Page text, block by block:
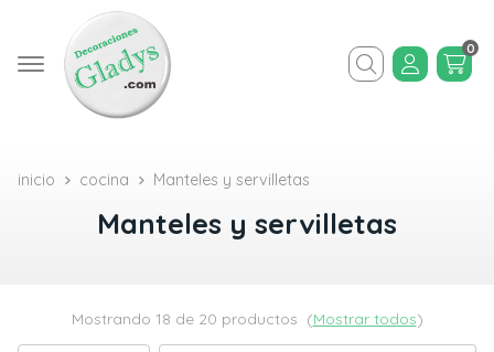
Buscar
0
inicio cocina Manteles y servilletas
Manteles y servilletas
Mostrando 18 de 20 productos (Mostrar todos)